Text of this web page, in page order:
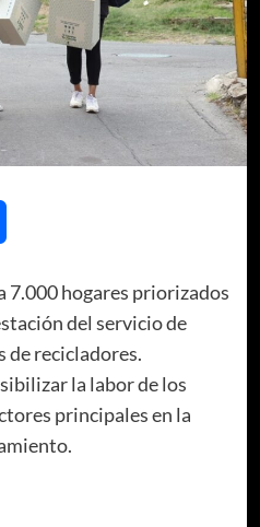
7.000 hogares priorizados
del servicio de
de recicladores.
la labor de los
principales en la